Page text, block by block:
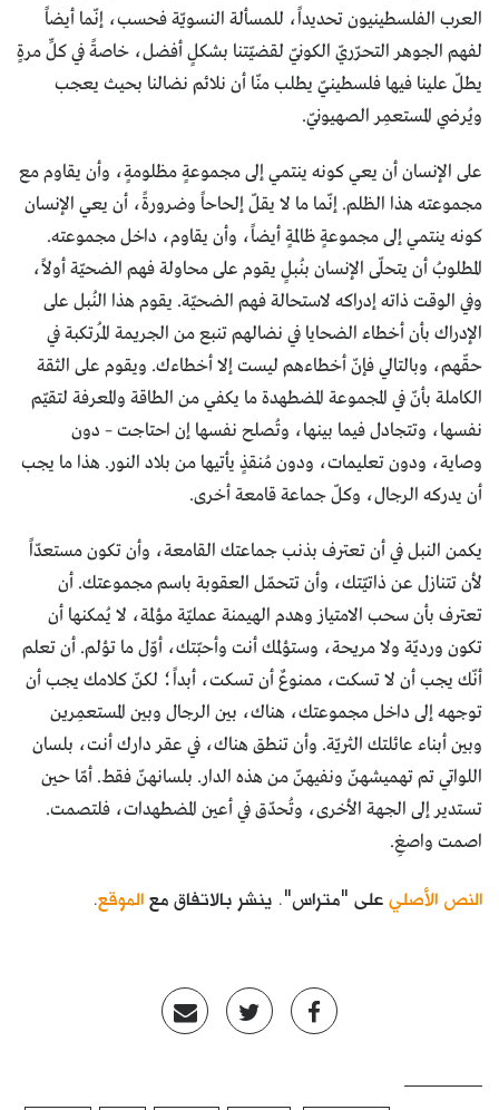
العرب الفلسطينيون تحديداً، للمسألة النسويّة فحسب، إنّما أيضاً
لفهم الجوهر التحرّريّ الكونيّ لقضيّتنا بشكلٍ أفضل، خاصةً في كلِّ مرةٍ
يطلّ علينا فيها فلسطينيّ يطلب منّا أن نلائم نضالنا بحيث يعجب
ويُرضي المستعمِر الصهيونيّ.
على الإنسان أن يعي كونه ينتمي إلى مجموعةٍ مظلومةٍ، وأن يقاوم مع
مجموعته هذا الظلم. إنّما ما لا يقلّ إلحاحاً وضرورةً، أن يعي الإنسان
كونه ينتمي إلى مجموعةٍ ظالمةٍ أيضاً، وأن يقاوم، داخل مجموعته.
المطلوبُ أن يتحلّى الإنسان بنُبلٍ يقوم على محاولة فهم الضحيّة أولاً،
وفي الوقت ذاته إدراكه لاستحالة فهم الضحيّة. يقوم هذا النُبل على
الإدراك بأن أخطاء الضحايا في نضالهم تنبع من الجريمة المُرتكبة في
حقّهم، وبالتالي فإنّ أخطاءهم ليست إلا أخطاءك. ويقوم على الثقة
الكاملة بأنّ في المجموعة المضطهدة ما يكفي من الطاقة والمعرفة لتقيّم
نفسها، وتتجادل فيما بينها، وتُصلح نفسها إن احتاجت – دون
وصاية، ودون تعليمات، ودون مُنقذٍ يأتيها من بلاد النور. هذا ما يجب
أن يدركه الرجال، وكلّ جماعة قامعة أخرى.
يكمن النبل في أن تعترف بذنب جماعتك القامعة، وأن تكون مستعدّاً
لأن تتنازل عن ذاتيّتك، وأن تتحمّل العقوبة باسم مجموعتك. أن
تعترف بأن سحب الامتياز وهدم الهيمنة عمليّة مؤلمة، لا يُمكنها أن
تكون ورديّة ولا مريحة، وستؤلمك أنت وأحبّتك، أوّل ما تؤلم. أن تعلم
أنّك يجب أن لا تسكت، ممنوعٌ أن تسكت، أبداً؛ لكنّ كلامك يجب أن
توجهه إلى داخل مجموعتك، هناك، بين الرجال وبين المستعمِرين
وبين أبناء عائلتك الثريّة. وأن تنطق هناك، في عقر دارك أنت، بلسان
اللواتي تم تهميشهنّ ونفيهنّ من هذه الدار. بلسانهنّ فقط. أمّا حين
تستدير إلى الجهة الأخرى، وتُحدّق في أعين المضطهدات، فلتصمت.
اصمت واصغِ.
النص الأصلي على "متراس". ينشر بالاتفاق مع الموقع.